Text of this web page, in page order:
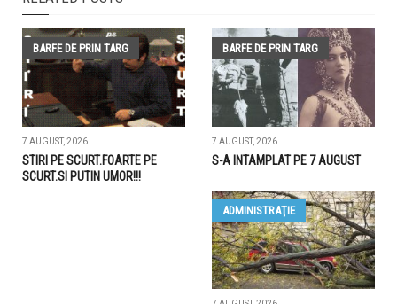
BARFE DE PRIN TARG
7 AUGUST, 2026
STIRI PE SCURT.FOARTE PE
SCURT.SI PUTIN UMOR!!!
BARFE DE PRIN TARG
7 AUGUST, 2026
S-A INTAMPLAT PE 7 AUGUST
ADMINISTRAŢIE